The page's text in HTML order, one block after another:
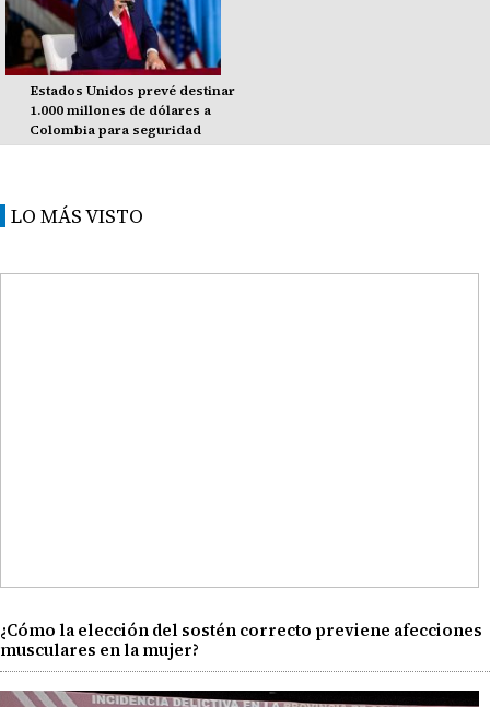
Estados Unidos prevé destinar
1.000 millones de dólares a
Colombia para seguridad
LO MÁS VISTO
¿Cómo la elección del sostén correcto previene afecciones
musculares en la mujer?